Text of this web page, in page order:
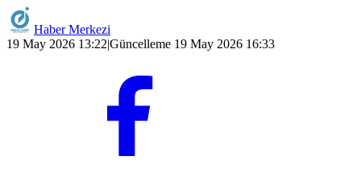
Haber Merkezi
19 May 2026 13:22|Güncelleme 19 May 2026 16:33